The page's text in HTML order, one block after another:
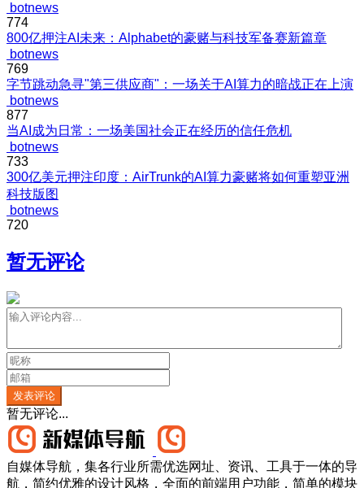
botnews
774
800亿押注AI未来：Alphabet的豪赌与科技军备赛新篇章
botnews
769
字节跳动急寻"第三供应商"：一场关于AI算力的暗战正在上演
botnews
877
当AI成为日常：一场美国社会正在经历的信任危机
botnews
733
300亿美元押注印度：AirTrunk的AI算力豪赌将如何重塑亚洲
科技版图
botnews
720
暂无评论
发表评论
暂无评论...
自媒体导航，集各行业所需优选网址、资讯、工具于一体的导
航，简约优雅的设计风格，全面的前端用户功能，简单的模块